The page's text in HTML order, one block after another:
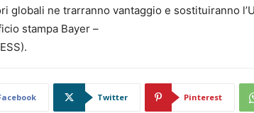
globali ne trarranno vantaggio e sostituiranno
stampa Bayer –
Twitter Pinterest